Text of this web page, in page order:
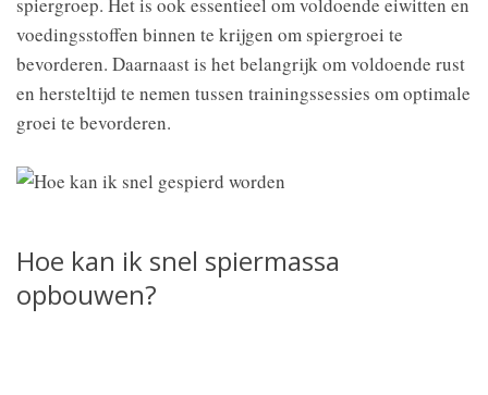
voedingsstoffen binnen te krijgen om spiergroei te
bevorderen. Daarnaast is het belangrijk om voldoende rust
en hersteltijd te nemen tussen trainingssessies om optimale
groei te bevorderen.
Hoe kan ik snel spiermassa
opbouwen?